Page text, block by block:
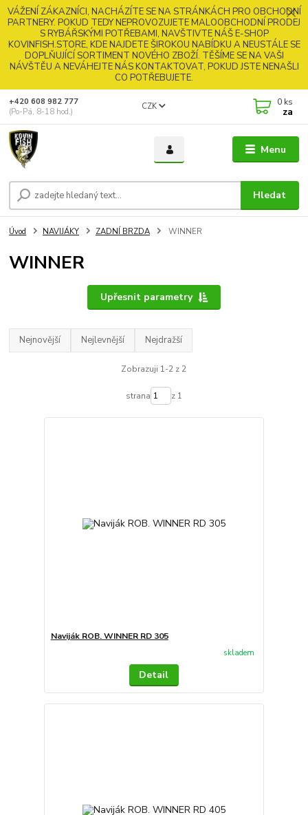
VÁŽENÍ ZÁKAZNÍCI, NACHÁZÍTE SE NA STRÁNKÁCH PRO OBCHODNÍ
PARTNERY. POKUD TEDY NEPROVOZUJETE MALOOBCHODNÍ PRODEJ
S RYBÁŘSKÝMI POTŘEBAMI, NAVŠTIVTE NÁŠ E-SHOP
KOVINFISH.STORE, KDE NAJDETE ŠIROKOU NABÍDKU A NEUSTÁLE SE
DOPLŇUJÍCÍ SORTIMENT NOVÉHO ZBOŽÍ. TĚŠÍME SE NA VAŠI
NÁVŠTĚU A NEVÁHEJTE NÁS KONTAKTOVAT, POKUD JSTE NENAŠLI
CO POTŘEBUJETE.
Menu
CZK
Hledat
+420 608 982 777
(Po-Pá, 8-18 hod.)
0 ks
za
Úvod NAVIJÁKY ZADNÍ BRZDA WINNER
WINNER
Upřesnit parametry
Nejnovější Nejlevnější Nejdražší
Zobrazuji 1-2 z 2
strana z 1
Naviják ROB. WINNER RD 305
skladem
Detail